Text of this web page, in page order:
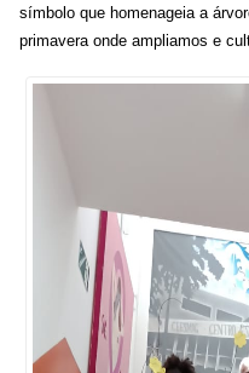
símbolo que homenageia a
primavera onde ampliamos e